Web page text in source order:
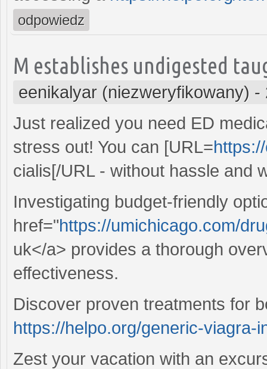
odpowiedz
M establishes undigested
eenikalyar (niezweryfikowany) -
Just realized you need ED
stress out! You can [URL=
cialis[/URL - without hassle and
Investigating budget-friendly
href="https://umichicago.com/
uk</a> provides a thorough
effectiveness.
Discover proven treatments for
https://helpo.org/generic-viagra-
Zest your vacation with an